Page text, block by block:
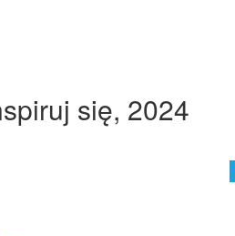
się, 2024